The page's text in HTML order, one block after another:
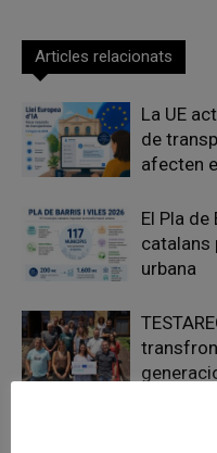
Articles relacionats
La UE
de
afecten
El Pla
catalans
urbana